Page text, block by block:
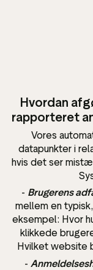
Hvordan
rapporteret
Vores
datapunkter i
hvis det ser
- Brugerens
mellem en
eksempel: Hvor
klikkede
Hvilket website
-